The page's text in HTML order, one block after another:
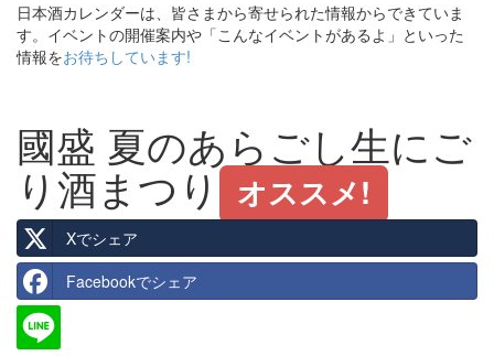
日本酒カレンダーは、皆さまから寄せられた情報からできていま
す。イベントの開催案内や「こんなイベントがあるよ」といった
情報をお待ちしています!
國盛 夏のあらごし生にご
り酒まつり オススメ!
Xでシェア
Facebookでシェア